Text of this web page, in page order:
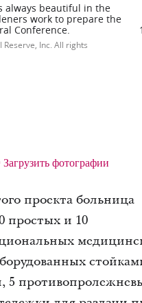
always beautiful in the
work to prepare the
Conference.
Inc. All rights
1
Загрузить фотографии
проекта больница
простых и 10
5